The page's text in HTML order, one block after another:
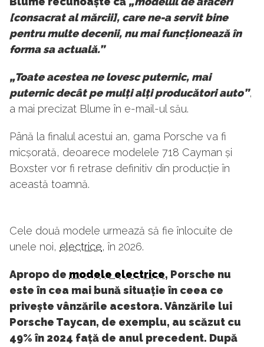
[consacrat al mărcii], care ne-a servit bine
pentru multe decenii, nu mai funcționează în
forma sa actuală.”
„Toate acestea ne lovesc puternic, mai
puternic decât pe mulți alți producători auto”,
a mai precizat Blume în e-mail-ul său.
Până la finalul acestui an, gama Porsche va fi
micșorată, deoarece modelele 718 Cayman și
Boxster vor fi retrase definitiv din producție în
această toamnă.
Cele două modele urmează să fie înlocuite de
unele noi, electrice, în 2026.
Apropo de modele electrice, Porsche nu
este în cea mai bună situație în ceea ce
privește vânzările acestora. Vânzările lui
Porsche Taycan, de exemplu, au scăzut cu
49% în 2024 față de anul precedent. După